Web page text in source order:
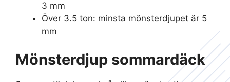
3 mm
Över 3.5 ton: minsta mönsterdjupet är 5
mm
Mönsterdjup sommardäck